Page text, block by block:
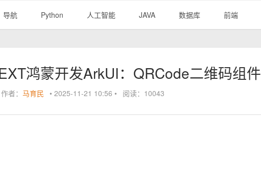
导航 Python 人工智能 JAVA 数据库 前端
鸿蒙开发ArkUI：QRCode二维码组件
作者：马育民 •2025-11-21 10:56 • 阅读：10043